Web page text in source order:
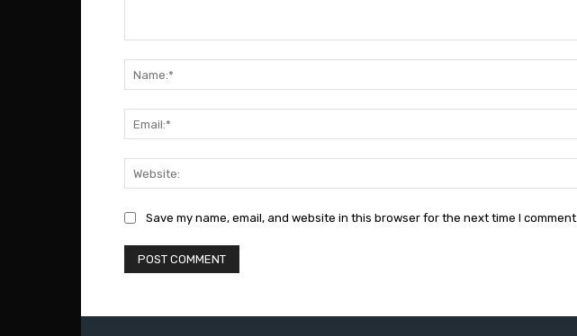
Save my name, email, and website in this browser for the next time I comment.